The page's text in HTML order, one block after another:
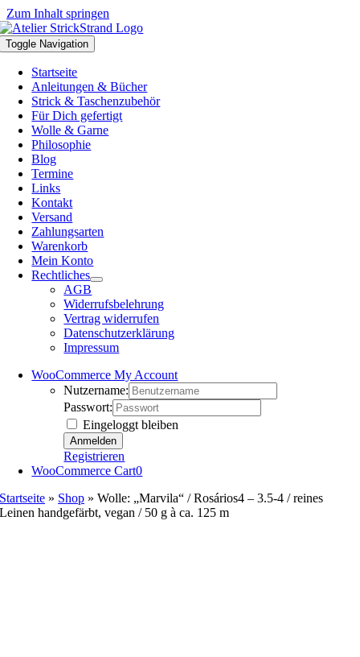
Zum Inhalt springen
Toggle Navigation
Startseite
Anleitungen & Bücher
Strick & Taschenzubehör
Für Dich gefertigt
Wolle & Garne
Philosophie
Blog
Termine
Links
Kontakt
Versand
Zahlungsarten
Warenkorb
Mein Konto
Rechtliches
AGB
Widerrufsbelehrung
Vertrag widerrufen
Datenschutzerklärung
Impressum
WooCommerce My Account
Nutzername:
Passwort:
Eingeloggt bleiben
Registrieren
WooCommerce Cart0
Startseite » Shop »Wolle: „Marvila“ / Rosários4 – 3.5-4 / reines
Leinen handgefärbt, vegan / 50 g à ca. 125 m